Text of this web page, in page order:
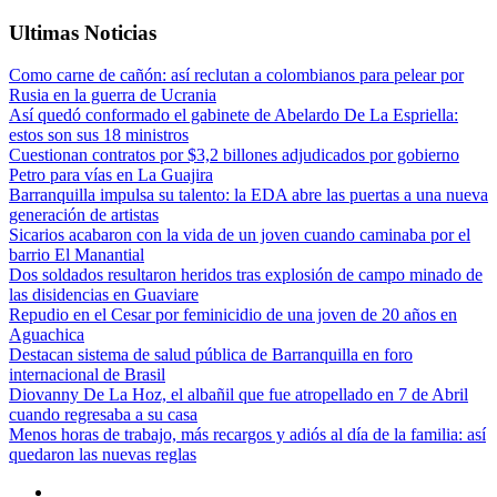
Ultimas Noticias
Como carne de cañón: así reclutan a colombianos para pelear por
Rusia en la guerra de Ucrania
Así quedó conformado el gabinete de Abelardo De La Espriella:
estos son sus 18 ministros
Cuestionan contratos por $3,2 billones adjudicados por gobierno
Petro para vías en La Guajira
Barranquilla impulsa su talento: la EDA abre las puertas a una nueva
generación de artistas
Sicarios acabaron con la vida de un joven cuando caminaba por el
barrio El Manantial
Dos soldados resultaron heridos tras explosión de campo minado de
las disidencias en Guaviare
Repudio en el Cesar por feminicidio de una joven de 20 años en
Aguachica
Destacan sistema de salud pública de Barranquilla en foro
internacional de Brasil
Diovanny De La Hoz, el albañil que fue atropellado en 7 de Abril
cuando regresaba a su casa
Menos horas de trabajo, más recargos y adiós al día de la familia: así
quedaron las nuevas reglas